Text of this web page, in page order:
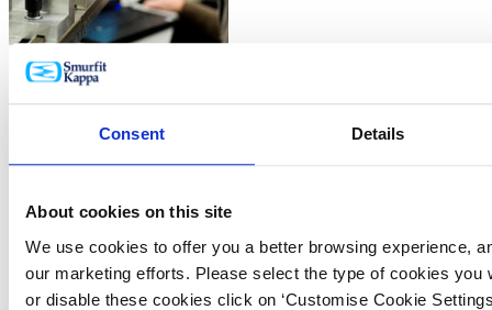
Consent Details
About cookies on this site
We use cookies to offer you a better browsing experience,
our marketing efforts. Please select the type of cookies you
or disable these cookies click on ‘Customise Cookie
Mecánica del Papel y el Cartón
mecánica y con la investigación experimental y de modelización
Leer más